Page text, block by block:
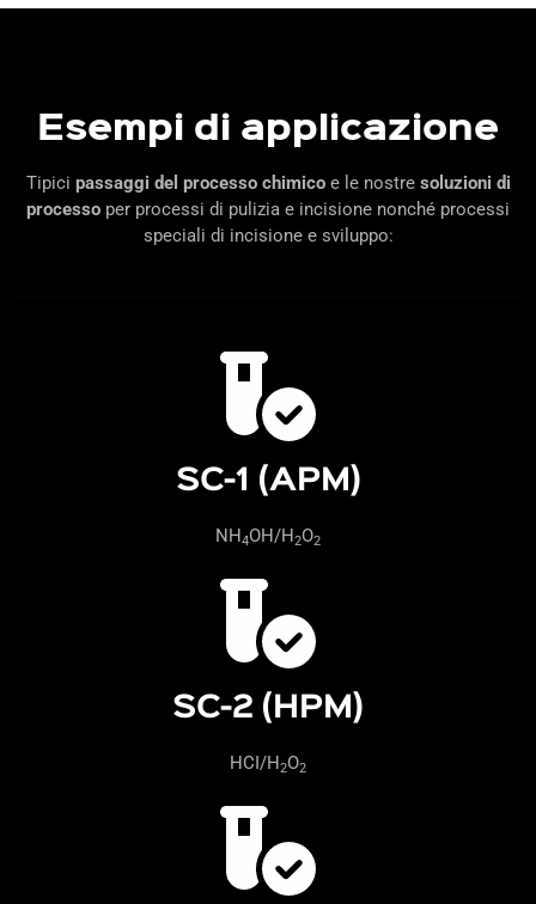
Esempi di applicazione
Tipici passaggi del processo chimicoe le nostre soluzioni di
processo per processi di pulizia e incisione nonché processi
speciali di incisione e sviluppo:
SC-1 (APM)
NH4OH/H2O2
SC-2 (HPM)
HCI/H2O2